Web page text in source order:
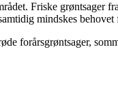
Friske
mindskes
forårsgrøntsager,